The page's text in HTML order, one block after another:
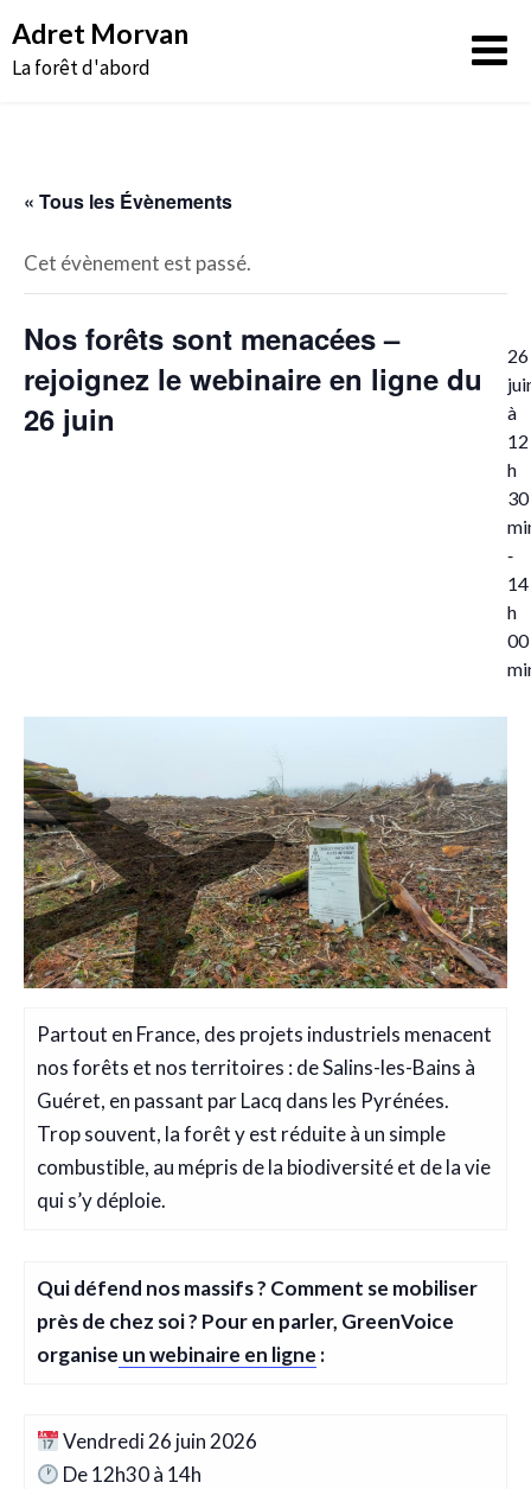
au
contenu
Adret Morvan
La forêt d'abord
« Tous les Évènements
Cet évènement est passé.
Nos forêts sont menacées –
rejoignez le webinaire en ligne du
26 juin
26
à
12
h
30
-
14
h
00
Partout en France, des projets industriels menacent
nos forêts et nos territoires : de Salins-les-Bains à
Guéret, en passant par Lacq dans les Pyrénées.
Trop souvent, la forêt y est réduite à un simple
combustible, au mépris de la biodiversité et de la vie
qui s’y déploie.
Qui défend nos massifs ? Comment se mobiliser
près de chez soi ? Pour en parler, GreenVoice
organise un webinaire en ligne :
Vendredi 26 juin 2026
De 12h30 à 14h